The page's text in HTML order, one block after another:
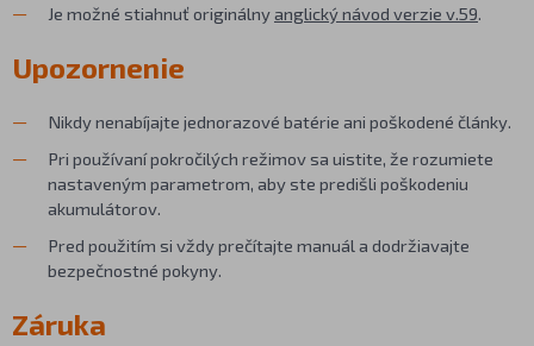
Je možné stiahnuť originálnyanglický návod verzie v.59.
Upozornenie
Nikdy nenabíjajte jednorazové batérie ani poškodené články.
Pri používaní pokročilých režimov sa uistite, že rozumiete
nastaveným parametrom, aby ste predišli poškodeniu
akumulátorov.
Pred použitím si vždy prečítajte manuál a dodržiavajte
bezpečnostné pokyny.
Záruka